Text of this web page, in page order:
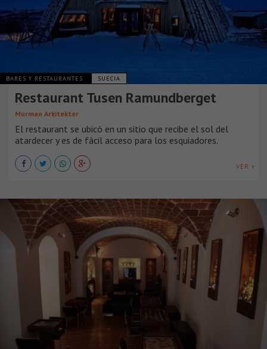
BARES Y RESTAURANTES SUECIA
Restaurant Tusen Ramundberget
Murman Arkitekter
El restaurant se ubicó en un sitio que recibe el sol del
atardecer y es de fácil acceso para los esquiadores.
VER +